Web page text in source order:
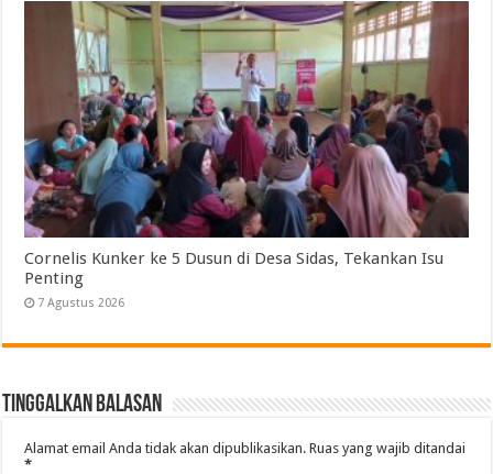
Cornelis Kunker ke 5 Dusun di Desa Sidas, Tekankan Isu
Penting
7 Agustus 2026
Tinggalkan Balasan
Alamat email Anda tidak akan dipublikasikan. Ruas yang wajib ditandai
*